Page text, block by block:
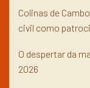
Colinas de
civil como
O despertar da
2026